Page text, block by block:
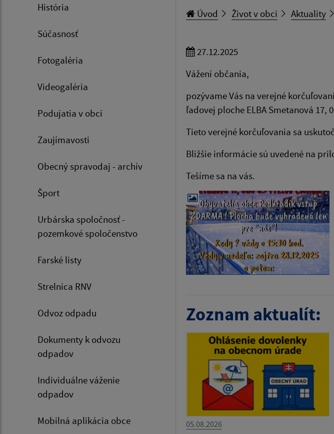
História
Súčasnosť
Fotogaléria
Videogaléria
Podujatia v obci
Zaujímavosti
Obecný spravodaj - archív
Šport
Urbárska spoločnosť -
pozemkové spoločenstvo
Farské listy
Strelnica RNV
Odvoz odpadu
Dokumenty k odvozu
odpadov
Individuálne váženie
odpadov
Mobilná aplikácia obce
Úvod Život v obci Aktuality
27.12.2025
Vážení občania,
pozývame Vás na verejné
ľadovej ploche ELBA Smetanová 17,
Tieto verejné korčuľovania sa
Bližšie informácie sú uvedené na
Tešíme sa na vás.
Zoznam aktualít:
05.08.2026